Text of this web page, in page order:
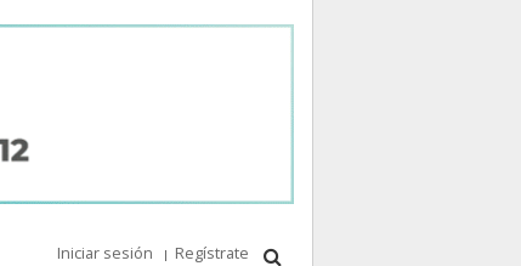
Iniciar sesión Regístrate